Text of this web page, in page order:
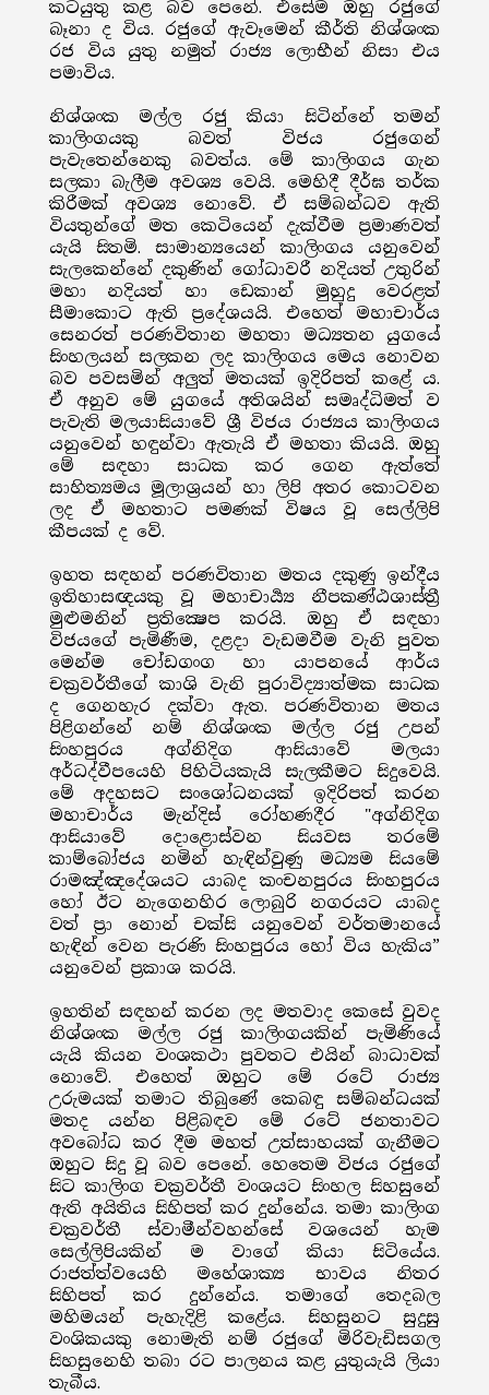
කටයුතු කළ බව පෙනේ. එසේම ඔහු රජුගේ
බෑනා ද විය. රජුගේ ඇවෑමෙන් කීර්ති නිශ්ශංක
රජ විය යුතු නමුත් රාජ්‍ය ලොභීන් නිසා එය
පමාවිය.
නිශ්ශංක මල්ල රජු කියා සිටින්නේ තමන්
කාලිංගයකු බවත් විජය රජුගෙන්
පැවැතෙන්නෙකු බවත්ය. මේ කාලිංගය ගැන
සලකා බැලීම අවශ්‍ය වෙයි. මෙහිදී දීර්ඝ තර්ක
කිරීමක් අවශ්‍ය නොවේ. ඒ සම්බන්ධව ඇති
වියතුන්ගේ මත කෙටියෙන් දැක්වීම ප්‍රමාණවත්
යැයි සිතමි. සාමාන්‍යයෙන් කාලිංගය යනුවෙන්
සැලකෙන්නේ දකුණින් ගෝධාවරී නදියත් උතුරින්
මහා නදියත් හා ඩෙකාන් මුහුදු වෙරළත්
සීමාකොට ඇති ප්‍රදේශයයි. එහෙත් මහාචාර්ය
සෙනරත් පරණවිතාන මහතා මධ්‍යතන යුගයේ
සිංහලයන් සලකන ලද කාලිංගය මෙය නොවන
බව පවසමින් අලුත් මතයක් ඉදිරිපත් කළේ ය.
ඒ අනුව මේ යුගයේ අතිශයින් සමෘද්ධිමත් ව
පැවැති මලයාසියාවේ ශ්‍රී විජය රාජ්‍යය කාලිංගය
යනුවෙන් හඳුන්වා ඇතැයි ඒ මහතා කියයි. ඔහු
මේ සඳහා සාධක කර ගෙන ඇත්තේ
සාහිත්‍යමය මූලාශ්‍රයන් හා ලිපි අතර කොටවන
ලද ඒ මහතාට පමණක් විෂය වූ සෙල්ලිපි
කීපයක් ද වේ.
ඉහත සඳහන් පරණවිතාන මතය දකුණු ඉන්දීය
ඉතිහාසඥයකු වූ මහාචාර්‍ය්‍ය නීපකණ්ඨශාස්ත්‍රී
මුළුමනින් ප්‍රතික්‍ෂෙප කරයි. ඔහු ඒ සඳහා
විජයගේ පැමිණීම, දළදා වැඩමවීම වැනි පුවත
මෙන්ම චෝඩගංග හා යාපනයේ ආර්ය
චක්‍රවර්තීගේ කාශි වැනි පුරාවිද්‍යාත්මක සාධක
ද ගෙනහැර දක්වා ඇත. පරණවිතාන මතය
පිළිගන්නේ නම් නිශ්ශංක මල්ල රජු උපන්
සිංහපුරය අග්නිදිග ආසියාවේ මලයා
අර්ධද්වීපයෙහි පිහිටියකැයි සැලකීමට සිදුවෙයි.
මේ අදහසට සංශෝධනයක් ඉදිරිපත් කරන
මහාචාර්ය මැන්දිස් රෝහණදීර "අග්නිදිග
ආසියාවේ දොළොස්වන සියවස තරමේ
කාම්බෝජය නමින් හැඳින්වුණු මධ්‍යම සියමේ
රාමඤ්ඤදේශයට යාබද කංචනපුරය සිංහපුරය
හෝ ඊට නැගෙනහිර ලොබුරි නගරයට යාබද
වත් ප්‍රා නොන් චක්සි යනුවෙන් වර්තමානයේ
හැඳින් වෙන පැරණි සිංහපුරය හෝ විය හැකිය”
යනුවෙන් ප්‍රකාශ කරයි.
ඉහතින් සඳහන් කරන ලද මතවාද කෙසේ වුවද
නිශ්ශංක මල්ල රජු කාලිංගයකින් පැමිණියේ
යැයි කියන වංශකථා පුවතට එයින් බාධාවක්
නොවේ. එහෙත් ඔහුට මේ රටේ රාජ්‍ය
උරුමයක් තමාට තිබුණේ කෙබඳු සම්බන්ධයක්
මතද යන්න පිළිබඳව මේ රටේ ජනතාවට
අවබෝධ කර දීම මහත් උත්සාහයක් ගැනීමට
ඔහුට සිදු වූ බව පෙනේ. හෙතෙම විජය රජුගේ
සිට කාලිංග චක්‍රවර්තී වංශයට සිංහල සිහසුනේ
ඇති අයිතිය සිහිපත් කර දුන්නේය. තමා කාලිංග
චක්‍රවර්තී ස්වාමීන්වහන්සේ වශයෙන් හැම
සෙල්ලිපියකින් ම වාගේ කියා සිටියේය.
රාජත්ත්වයෙහි මහේශාක්‍ය භාවය නිතර
සිහිපත් කර දුන්නේය. තමාගේ තෙදබල
මහිමයන් පැහැදිළි කළේය. සිහසුනට සුදුසු
වංශිකයකු නොමැති නම් රජුගේ මිරිවැඩිසගල
සිහසුනෙහි තබා රට පාලනය කළ යුතුයැයි ලියා
තැබීය.